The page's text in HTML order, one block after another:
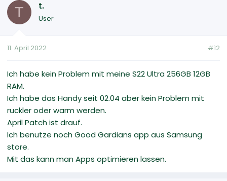
T t.
User
11. April 2022 #12
Ich habe kein Problem mit meine S22 Ultra 256GB 12GB
RAM.
Ich habe das Handy seit 02.04 aber kein Problem mit
ruckler oder warm werden.
April Patch ist drauf.
Ich benutze noch Good Gardians app aus Samsung
store.
Mit das kann man Apps optimieren lassen.